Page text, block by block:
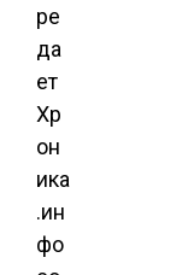
ре
да
ет
Хр
он
ика
.ин
фо